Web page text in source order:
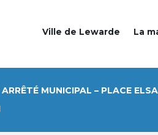
Ville de Lewarde La
MUNICIPAL – PLACE